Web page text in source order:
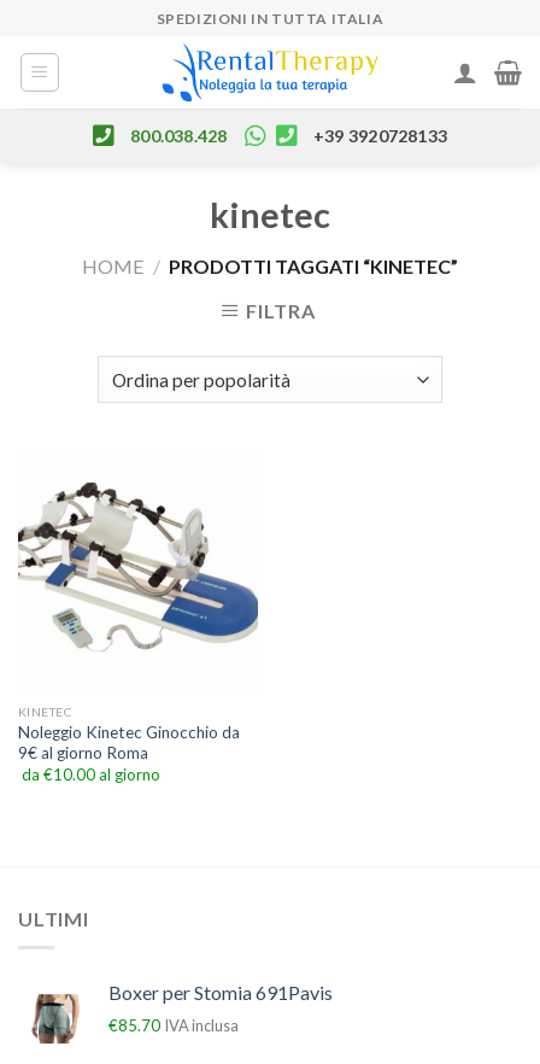
content
SPEDIZIONI IN TUTTA ITALIA
800.038.428 +39 3920728133
kinetec
HOME / PRODOTTI TAGGATI “KINETEC”
FILTRA
KINETEC
Noleggio Kinetec Ginocchio da
9€ al giorno Roma
da €10.00al giorno
ULTIMI
Boxer per Stomia 691Pavis
€85.70 IVA inclusa